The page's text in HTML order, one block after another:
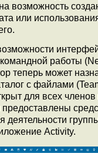
возможность
или
работы
теперь может
с файлами
для всех
деятельности
Activity.